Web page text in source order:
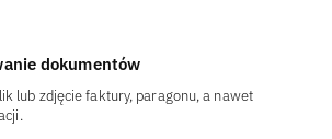
dokumentów
lub zdjęcie faktury, paragonu, a nawet